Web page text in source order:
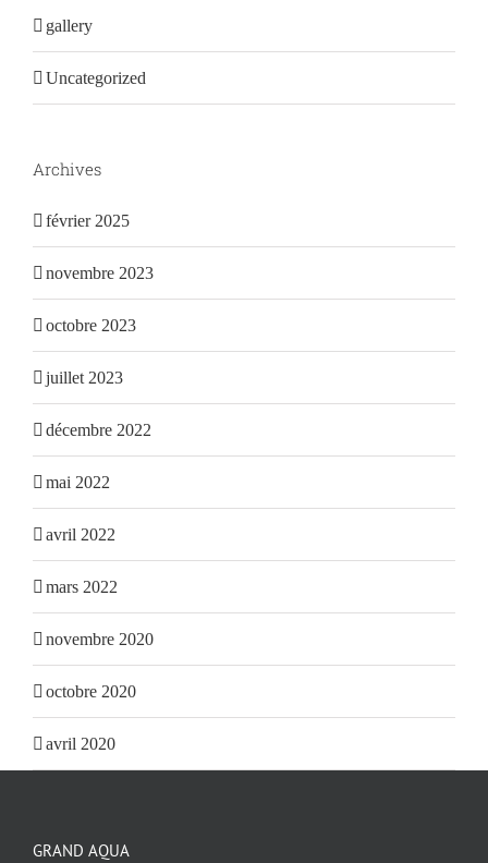
gallery
Uncategorized
Archives
février 2025
novembre 2023
octobre 2023
juillet 2023
décembre 2022
mai 2022
avril 2022
mars 2022
novembre 2020
octobre 2020
avril 2020
GRAND AQUA